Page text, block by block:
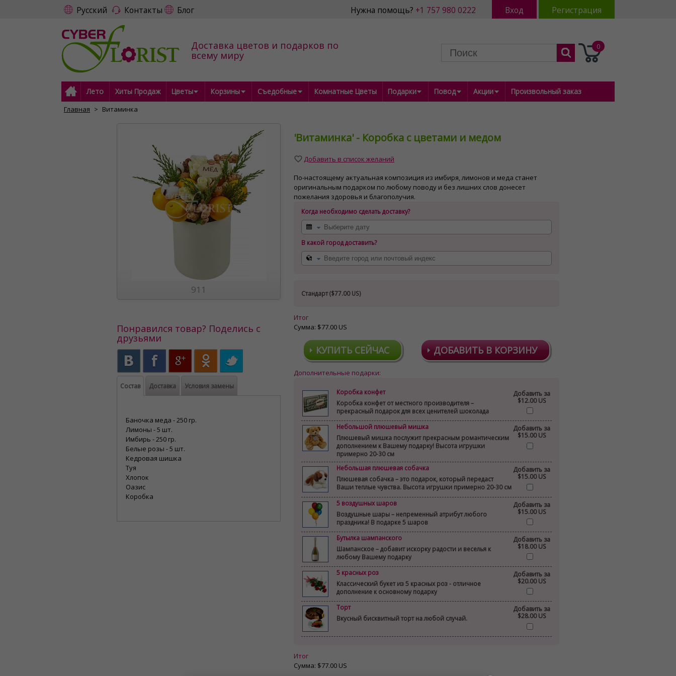
Русский Контакты Блог Нужна помощь? +1 757 980 0222 Вход Регистрация
Доставка цветов и подарков по
всему миру
0
Лето Хиты Продаж Цветы Корзины Съедобные Комнатные Цветы Подарки Повод Акции Произвольный заказ
Главная Витаминка
911
Понравился товар? Поделись с
друзьями
Состав Доставка Условия замены
Баночка меда - 250 гр.
Лимоны - 5 шт.
Имбирь - 250 гр.
Белые розы - 5 шт.
Кедровая шишка
Туя
Хлопок
Оазис
Коробка
'Витаминка' - Коробка с цветами и медом
Добавить в список желаний
По-настоящему актуальная композиция из имбиря, лимонов и меда станет
оригинальным подарком по любому поводу и без лишних слов донесет
пожелания здоровья и благополучия.
Когда необходимо сделать доставку?
В какой город доставить?
Стандарт ($77.00 US)
Итог
Сумма: $77.00 US
КУПИТЬ СЕЙЧАС ДОБАВИТЬ В КОРЗИНУ
Дополнительные подарки:
Добавить за
$12.00 US
Коробка конфет
Коробка конфет от местного производителя –
прекрасный подарок для всех ценителей шоколада
Добавить за
$15.00 US
Небольшой плюшевый мишка
Плюшевый мишка послужит прекрасным романтическим
дополнением к Вашему подарку! Высота игрушки
примерно 20-30 см
Добавить за
$15.00 US
Небольшая плюшевая собачка
Плюшевая собачка – это подарок, который передаст
Ваши теплые чувства. Высота игрушки примерно 20-30 см
Добавить за
$15.00 US
5 воздушных шаров
Воздушные шары – непременный атрибут любого
праздника! В подарке 5 шаров
Добавить за
$18.00 US
Бутылка шампанского
Шампанское – добавит искорку радости и веселья к
любому Вашему подарку
Добавить за
$20.00 US
5 красных роз
Классический букет из 5 красных роз - отличное
дополнение к основному подарку
Добавить за
$28.00 US
Торт
Вкусный бисквитный торт на любой случай.
Итог
Сумма: $77.00 US